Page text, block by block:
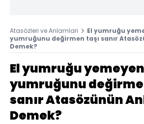
Atasözleri ve Anlamlari
El yumruğu
yumruğunu değirmen taşı sanır
Demek?
El yumruğu
yumruğunu
sanır Atasözünün
Demek?